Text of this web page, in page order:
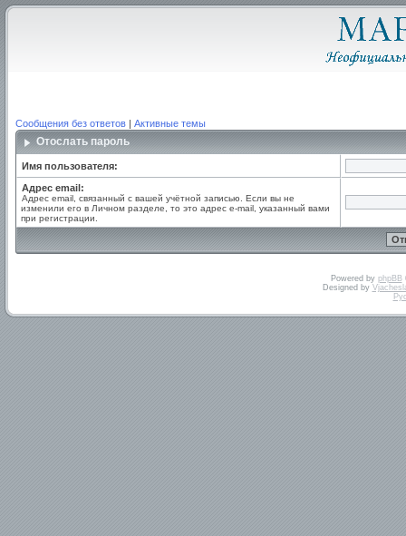
Сообщения без ответов | Активные темы
Отослать пароль
Имя пользователя:
Адрес email:
Адрес email, связанный с вашей учётной записью. Если вы не
изменили его в Личном разделе, то это адрес e-mail, указанный вами
при регистрации.
Powered by phpBB
Designed by